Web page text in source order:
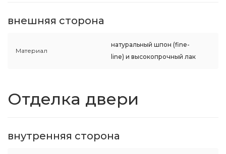
внешняя сторона
Материал
натуральный шпон (fine-
line) и высокопрочный лак
Отделка двери
внутренняя сторона